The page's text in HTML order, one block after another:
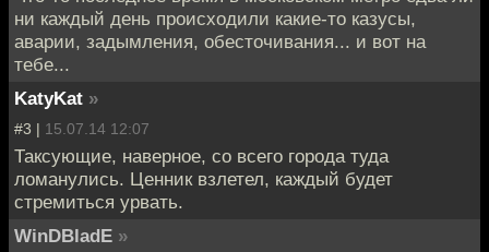
ни каждый день происходили какие-то казусы,
аварии, задымления, обесточивания... и вот на
тебе...
KatyKat »
#3 | 15.07.14 12:07
Таксующие, наверное, со всего города туда
ломанулись. Ценник взлетел, каждый будет
стремиться урвать.
WinDBladE »